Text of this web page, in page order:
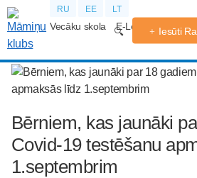
RU EE LT
Vecāku skola E-LekcijasIesūti
Bērniem, kas jaunāki
Covid-19 testēšanu
1.septembrim